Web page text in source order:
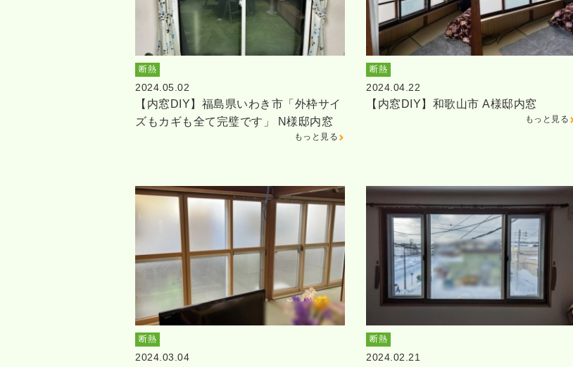
断熱
2024.05.02
【内窓DIY】福島県いわき市「外枠サイ
ズもカギも全て完璧です」 N様邸内窓
もっと見る
断熱
2024.04.22
【内窓DIY】和歌山市 A様邸内窓
もっと見る
断熱
2024.03.04
断熱
2024.02.21